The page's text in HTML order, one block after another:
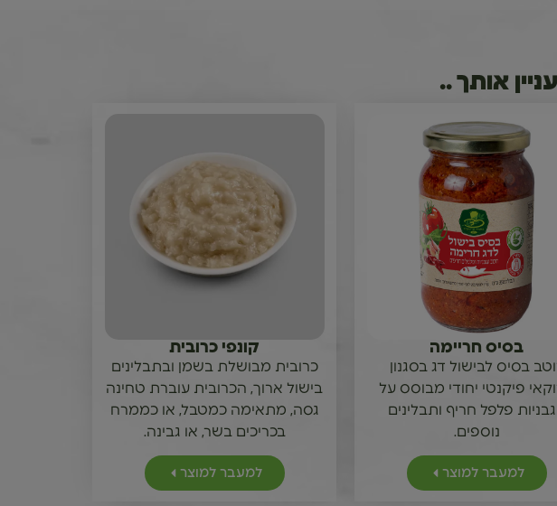
אותך ..
בסיס חריימה
בסיס לבישול דג בסגנון
פיקנטי יחודי מבוסס על
פלפל חריף ותבלינים
נוספים.
למעבר למוצר
קונפי כרובית
כרובית מבושלת בשמן ובתבלינים
בישול ארוך, הכרובית עוברת טחינה
גסה, מתאימה כמטבל, או כממרח
בכריכים בשר, או גבינה.
למעבר למוצר